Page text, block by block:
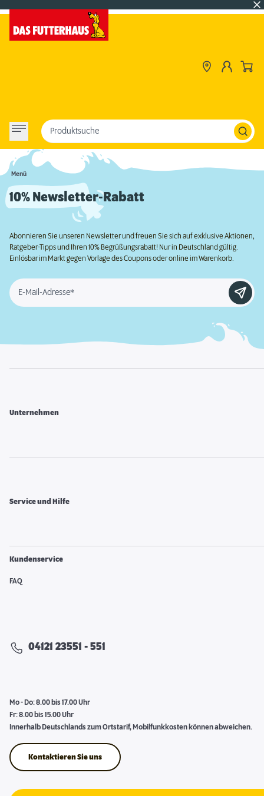
Menü
Produktsuche
10% Newsletter-Rabatt
Abonnieren Sie unseren Newsletter und freuen Sie sich auf exklusive Aktionen,
Ratgeber-Tipps und Ihren 10% Begrüßungsrabatt! Nur in Deutschland gültig.
Einlösbar im Markt gegen Vorlage des Coupons oder online im Warenkorb.
E-Mail-Adresse*
Unternehmen
Service und Hilfe
Kundenservice
FAQ
04121 23551 - 551
Mo - Do: 8.00 bis 17.00 Uhr
Fr: 8.00 bis 15.00 Uhr
Innerhalb Deutschlands zum Ortstarif, Mobilfunkkosten können abweichen.
Kontaktieren Sie uns